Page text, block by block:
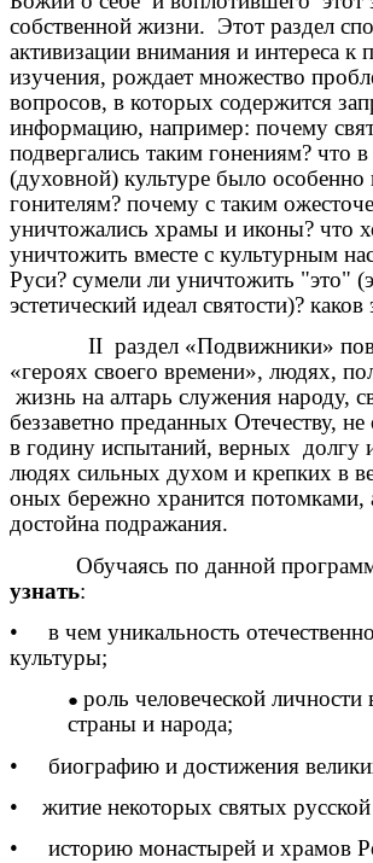
собственной жизни. Этот раздел
активизации внимания и интереса к
изучения, рождает множество
вопросов, в которых содержится
информацию, например: почему
подвергались таким гонениям? что
(духовной) культуре было особенно
гонителям? почему с таким
уничтожались храмы и иконы? что
уничтожить вместе с культурным
Руси? сумели ли уничтожить "это"
эстетический идеал святости)? каков
II раздел «Подвижники»
«героях своего времени», людях,
жизнь на алтарь служения народу,
беззаветно преданных Отечеству,
в годину испытаний, верных долгу
людях сильных духом и крепких в
оных бережно хранится потомками,
достойна подражания.
Обучаясь по данной
узнать:
• в чем уникальность
культуры;
роль человеческой личности
страны и народа;
• биографию и достижения
• житие некоторых святых
• историю монастырей и храмов